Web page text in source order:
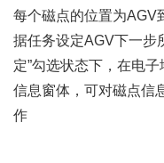
每个磁点的位置为AGV
据任务设定AGV下一步
定”勾选状态下，在电
信息窗体，可对磁点信
作